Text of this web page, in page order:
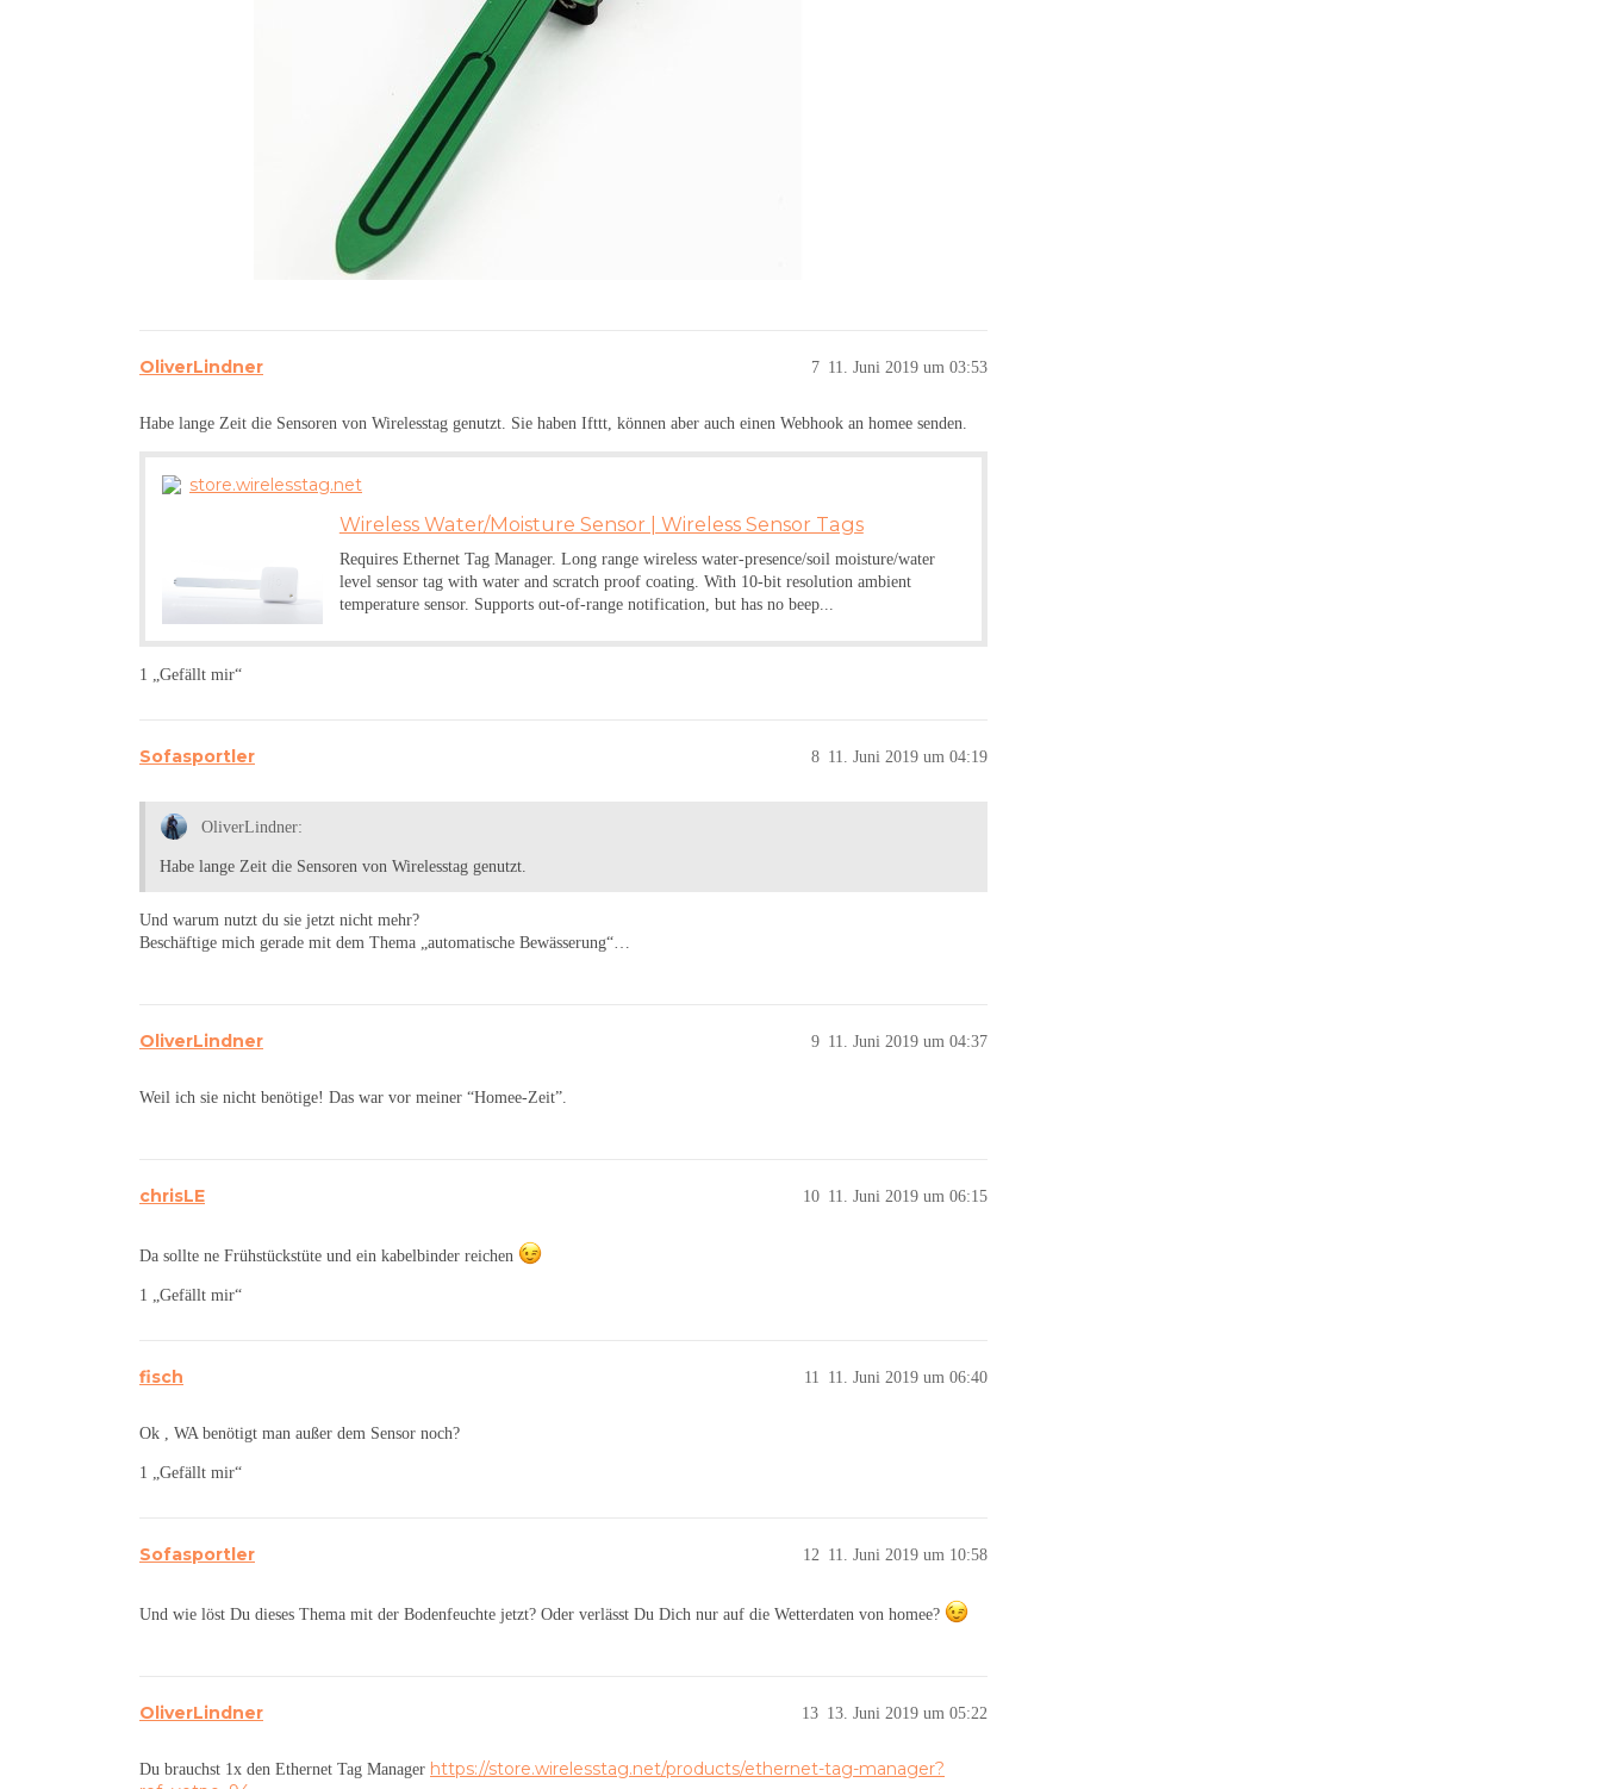
OliverLindner 11. Juni 2019 um 03:53
7
Habe lange Zeit die Sensoren von Wirelesstag genutzt. Sie haben Ifttt, können aber auch einen Webhook an homee senden.
store.wirelesstag.net
Wireless Water/Moisture Sensor | Wireless Sensor Tags
Requires Ethernet Tag Manager. Long range wireless water-presence/soil moisture/water
level sensor tag with water and scratch proof coating. With 10-bit resolution ambient
temperature sensor. Supports out-of-range notification, but has no beep...
1 „Gefällt mir“
Sofasportler 11. Juni 2019 um 04:19
8
OliverLindner:
Habe lange Zeit die Sensoren von Wirelesstag genutzt.
Und warum nutzt du sie jetzt nicht mehr?
Beschäftige mich gerade mit dem Thema „automatische Bewässerung“…
OliverLindner 11. Juni 2019 um 04:37
9
Weil ich sie nicht benötige! Das war vor meiner “Homee-Zeit”.
chrisLE 11. Juni 2019 um 06:15
10
Da sollte ne Frühstückstüte und ein kabelbinder reichen
1 „Gefällt mir“
fisch 11. Juni 2019 um 06:40
11
Ok , WA benötigt man außer dem Sensor noch?
1 „Gefällt mir“
Sofasportler 11. Juni 2019 um 10:58
12
Und wie löst Du dieses Thema mit der Bodenfeuchte jetzt? Oder verlässt Du Dich nur auf die Wetterdaten von homee?
OliverLindner 13. Juni 2019 um 05:22
13
Du brauchst 1x den Ethernet Tag Manager https://store.wirelesstag.net/products/ethernet-tag-manager?